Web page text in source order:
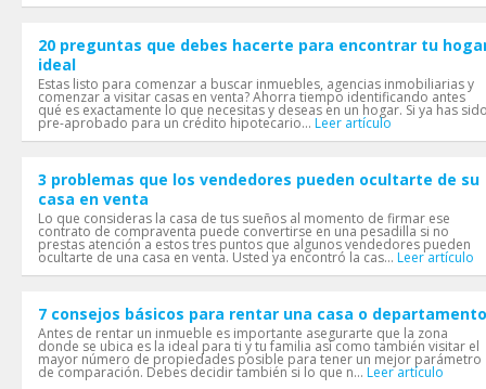
20 preguntas que debes hacerte para encontrar tu
ideal
Estas listo para comenzar a buscar inmuebles, agencias inmobiliarias y
comenzar a visitar casas en venta? Ahorra tiempo identificando antes
qué es exactamente lo que necesitas y deseas en un hogar. Si ya has
pre-aprobado para un crédito hipotecario... Leer artículo
3 problemas que los vendedores pueden ocultarte de su
casa en venta
Lo que consideras la casa de tus sueños al momento de firmar ese
contrato de compraventa puede convertirse en una pesadilla si no
prestas atención a estos tres puntos que algunos vendedores pueden
ocultarte de una casa en venta. Usted ya encontró la cas... Leer artículo
7 consejos básicos para rentar una casa o departamento
Antes de rentar un inmueble es importante asegurarte que la zona
donde se ubica es la ideal para ti y tu familia así como también visitar el
mayor número de propiedades posible para tener un mejor parámetro
de comparación. Debes decidir también si lo que n... Leer artículo